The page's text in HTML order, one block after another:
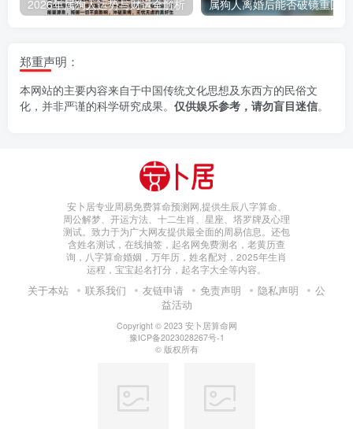
2026年属狗人运势与财运全解析
郑重声明：
本网站的主要内容来自于中国传统文化思想及东西方的民俗文
化，并非严谨的科学研究成果。 仅供娱乐参考，请勿盲目迷信。
安卜居专业周易免费算命预测网,提供生辰八字算命、
周公解梦、开运方法、十二生肖、星座、塔罗牌及心理
测试。致力于为广大网友提供最全面的周易信息。还包
含姓名测试，在线抽签，起名网免费测名，老黄历查
询，八字算命婚姻，万年历，姓名配对，2025年生肖
运程，宝宝起名打分，起名字大全等内容。
关于本站 联系我们 友链申请 免责声明 隐私声明
公
益活动
Copyright © 2023 安卜居算命网
豫ICP备2023028267号-1
© 版权所有